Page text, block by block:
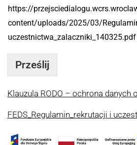
https://
content/uploads/2025/03/
uczestnictwa_zalaczniki_140325.pdf
Prześlij
Klauzula RODO – ochrona danych
FEDS_Regulamin_rekrutacji i